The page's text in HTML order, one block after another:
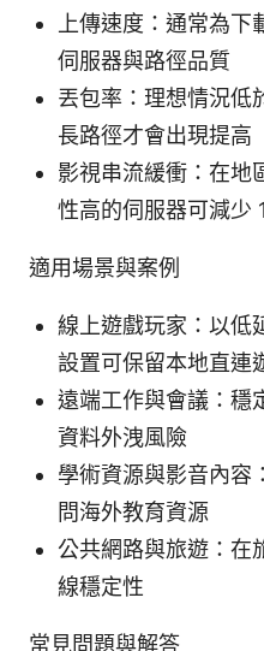
上傳速度：通常為
伺服器與路徑品質
丟包率：理想情況低
長路徑才會出現提高
影視串流緩衝：在地
性高的伺服器可減少
適用場景與案例
線上遊戲玩家：以低
設置可保留本地直連
遠端工作與會議：穩
資料外洩風險
學術資源與影音內容
問海外教育資源
公共網路與旅遊：在
線穩定性
常見問題與解答